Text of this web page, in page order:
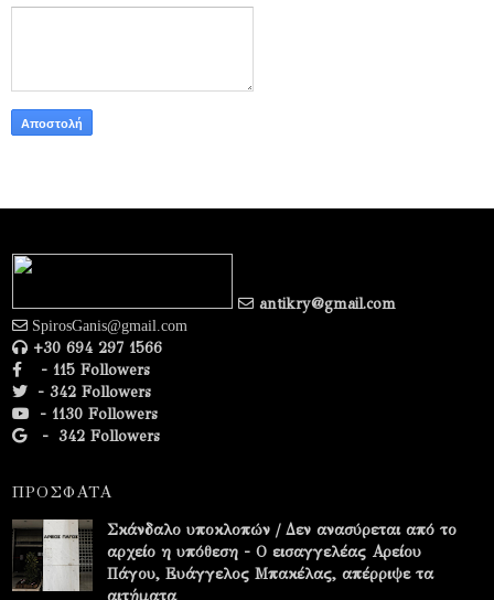
antikry@gmail.com
SpirosGanis@gmail.com
+30 694 297 1566
- 115 Followers
- 342 Followers
- 1130 Followers
- 342 Followers
ΠΡΟΣΦΑΤΑ
Σκάνδαλο υποκλοπών / Δεν ανασύρεται από το
αρχείο η υπόθεση - Ο εισαγγελέας Αρείου
Πάγου, Ευάγγελος Μπακέλας, απέρριψε τα
αιτήματα